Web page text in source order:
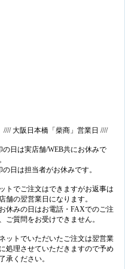
//// 大阪日本橋「柴商」営業日 ////
の日は実店舗/WEB共にお休みで
の日は担当者がお休みです。
トでご注文はできますがお返事は
舗の翌営業日になります。
休みの日はお電話・FAXでのご注
ご質問をお受けできません。
ットでいただいたご注文は翌営業
処理させていただきますので予め
承ください。